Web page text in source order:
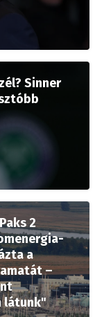
Sinner
2
a
–
látunk"